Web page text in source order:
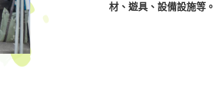
材、遊具、設備設施等。